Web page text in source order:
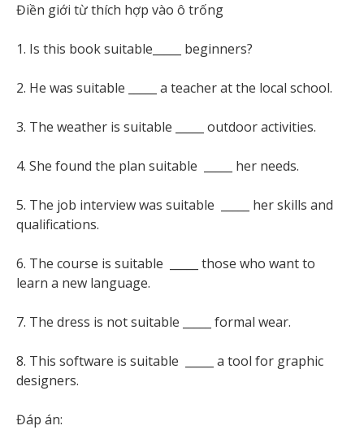
Điền giới từ thích hợp vào ô trống
1. Is this book suitable_____ beginners?
2. He was suitable _____ a teacher at the local school.
3. The weather is suitable _____ outdoor activities.
4. She found the plan suitable _____ her needs.
5. The job interview was suitable _____ her skills and
qualifications.
6. The course is suitable _____ those who want to
learn a new language.
7. The dress is not suitable _____ formal wear.
8. This software is suitable _____ a tool for graphic
designers.
Đáp án: